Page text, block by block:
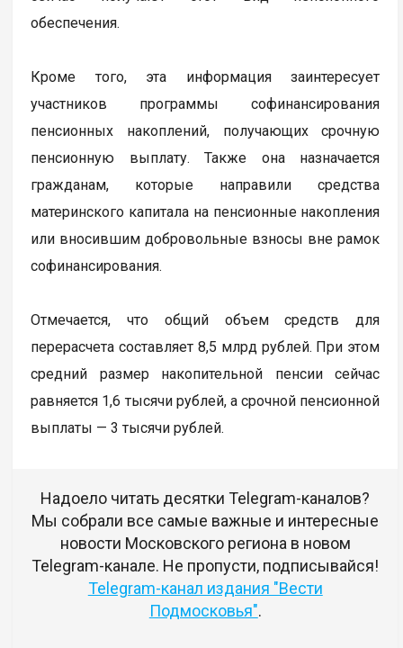
обеспечения.
Кроме того, эта информация заинтересует
участников программы софинансирования
пенсионных накоплений, получающих срочную
пенсионную выплату. Также она назначается
гражданам, которые направили средства
материнского капитала на пенсионные накопления
или вносившим добровольные взносы вне рамок
софинансирования.
Отмечается, что общий объем средств для
перерасчета составляет 8,5 млрд рублей. При этом
средний размер накопительной пенсии сейчас
равняется 1,6 тысячи рублей, а срочной пенсионной
выплаты — 3 тысячи рублей.
Надоело читать десятки Telegram-каналов?
Мы собрали все самые важные и интересные
новости Московского региона в новом
Telegram-канале. Не пропусти, подписывайся!
Telegram-канал издания "Вести
Подмосковья".